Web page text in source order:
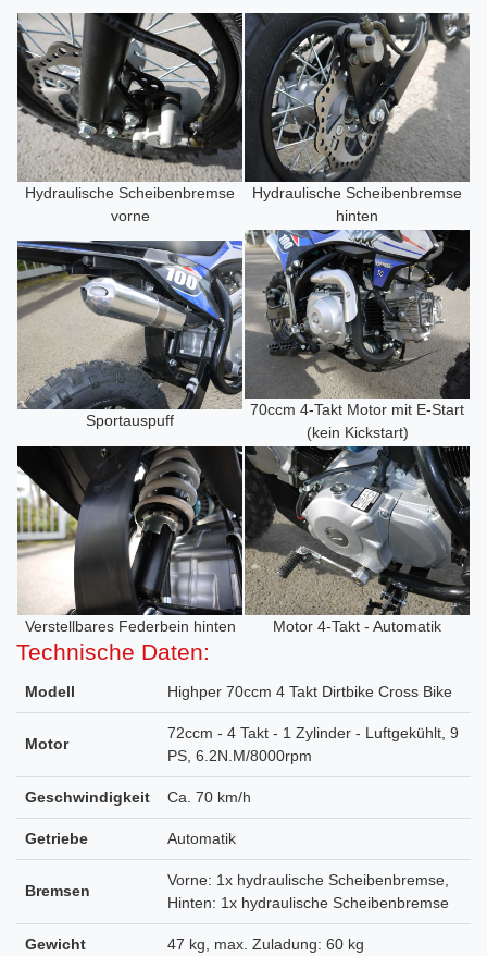
Hydraulische Scheibenbremse
vorne
Hydraulische Scheibenbremse
hinten
Sportauspuff
70ccm 4-Takt Motor mit E-Start
(kein Kickstart)
Verstellbares Federbein hinten Motor 4-Takt - Automatik
Technische Daten:
Modell Highper 70ccm 4 Takt Dirtbike Cross Bike
Motor
72ccm - 4 Takt - 1 Zylinder - Luftgekühlt, 9
PS, 6.2N.M/8000rpm
Geschwindigkeit Ca. 70 km/h
Getriebe Automatik
Bremsen
Vorne: 1x hydraulische Scheibenbremse,
Hinten: 1x hydraulische Scheibenbremse
Gewicht 47 kg, max. Zuladung: 60 kg